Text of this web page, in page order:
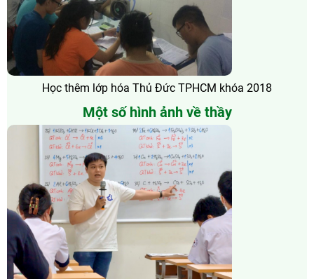
Học thêm lớp hóa Thủ Đức TPHCM khóa 2018
Một số hình ảnh về thầy